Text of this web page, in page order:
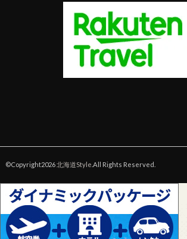
©Copyright2026北海道Style .All Rights Reserved.